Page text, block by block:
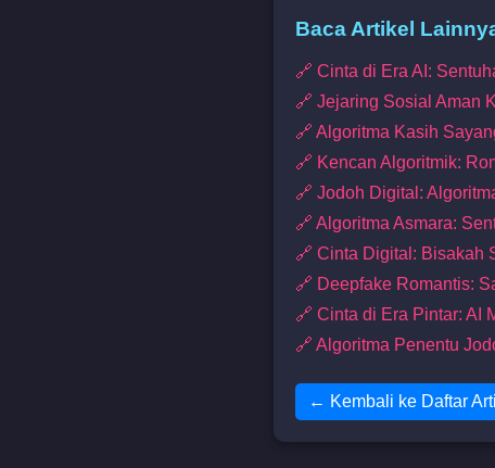
Baca Artikel
🔗 Cinta di Era AI:
🔗 Jejaring Sosial Aman
🔗 Algoritma Kasih
🔗 Kencan Algoritmik:
🔗 Jodoh Digital:
🔗 Algoritma Asmara:
🔗 Cinta Digital: Bisakah
🔗 Deepfake Romantis:
🔗 Cinta di Era Pintar: AI
🔗 Algoritma Penentu
← Kembali ke Daftar